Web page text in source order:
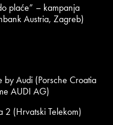
plaće” – kampanja
Austria, Zagreb)
by Audi (Porsche Croatia
AUDI AG)
2 (Hrvatski Telekom)